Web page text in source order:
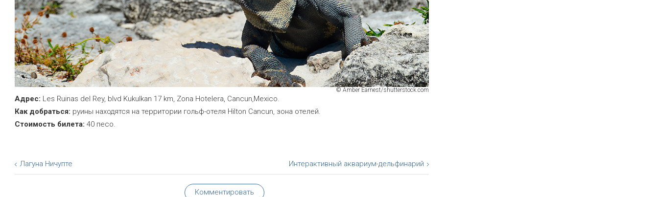
© Amber Earnest/shutterstock.com
Адрес: Les Ruinas del Rey, blvd Kukulkan 17 km, Zona Hotelera, Cancun,Mexico.
Как добраться: руины находятся на территории гольф-отеля Hilton Cancun, зона отелей.
Стоимость билета: 40 песо.
Интерактивный аквариум-дельфинарий
Лагуна Ничупте
Комментировать